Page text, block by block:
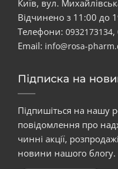
Київ, вул.
Відчинено з 11:00 до
Телефони: 0932173134,
Email: info@rosa-
Підписка на
Підпишіться на нашу
повідомлення про
чинні акції,
новини нашого блогу.